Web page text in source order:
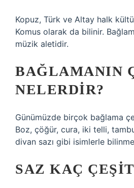
Kopuz, Türk ve Altay halk
Komus olarak da bilinir.
müzik aletidir.
BAĞLAMANIN
NELERDIR?
Günümüzde birçok bağlama
Boz, çöğür, cura, iki telli,
divan sazı gibi isimlerle
SAZ KAÇ